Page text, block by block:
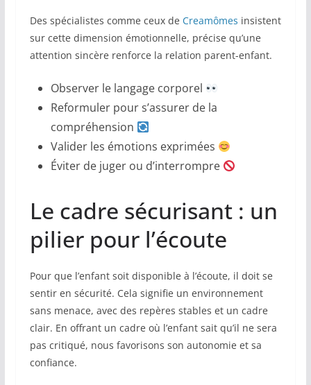
Des spécialistes comme ceux de Creamômes insistent
sur cette dimension émotionnelle, précise qu’une
attention sincère renforce la relation parent-enfant.
Observer le langage corporel
Reformuler pour s’assurer de la
compréhension
Valider les émotions exprimées
Éviter de juger ou d’interrompre
Le cadre sécurisant : un
pilier pour l’écoute
Pour que l’enfant soit disponible à l’écoute, il doit se
sentir en sécurité. Cela signifie un environnement
sans menace, avec des repères stables et un cadre
clair. En offrant un cadre où l’enfant sait qu’il ne sera
pas critiqué, nous favorisons son autonomie et sa
confiance.